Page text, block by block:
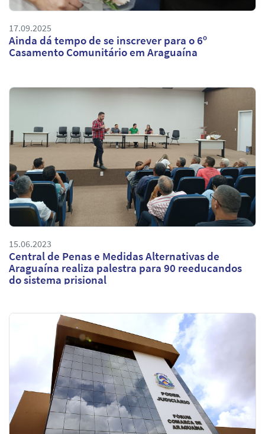
17.09.2025
Ainda dá tempo de se inscrever para o 6º
Casamento Comunitário em Araguaína
15.06.2023
Central de Penas e Medidas Alternativas de
Araguaína realiza palestra para 90 reeducandos
do sistema prisional